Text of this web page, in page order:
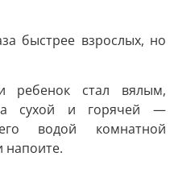
быстрее взрослых, но
ребенок стал вялым,
сухой и горячей —
водой комнатной
напоите.